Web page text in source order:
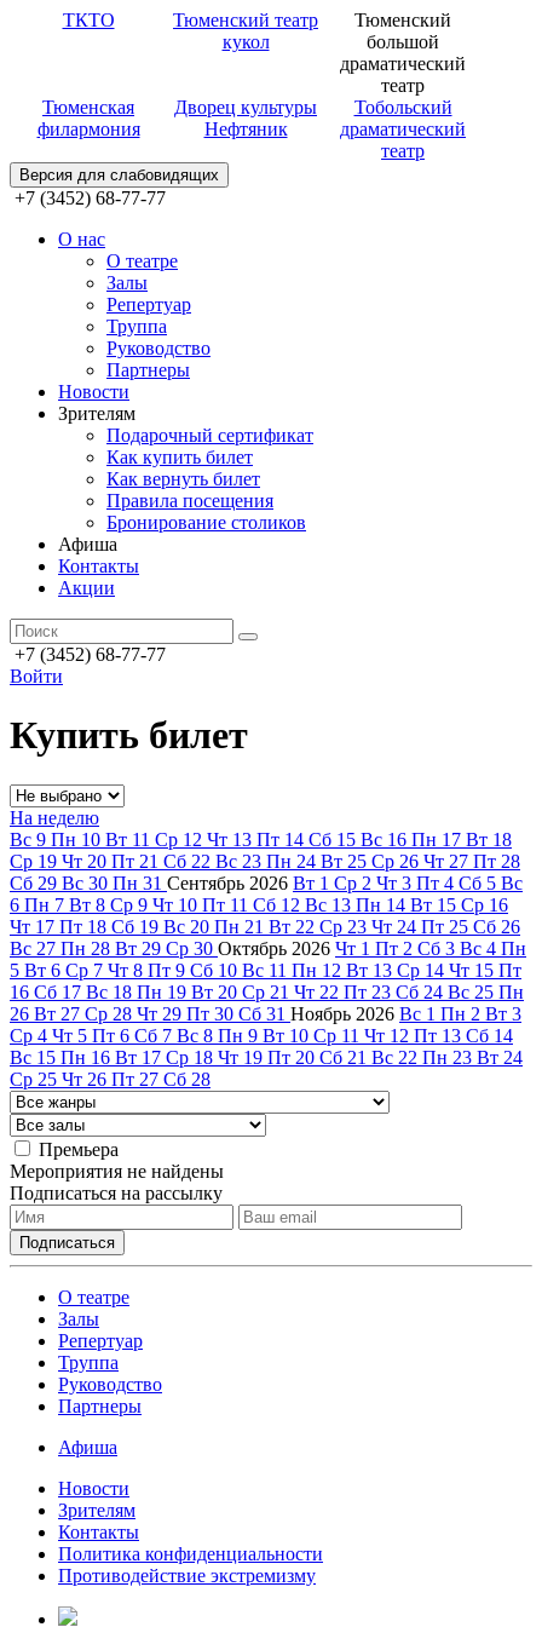
ТКТО
Тюменский театр
кукол
Тюменский
большой
драматический
театр
Тюменская
филармония
Дворец культуры
Нефтяник
Тобольский
драматический
театр
Версия для слабовидящих
+7 (3452) 68-77-77
О нас
О театре
Залы
Репертуар
Труппа
Руководство
Партнеры
Новости
Зрителям
Подарочный сертификат
Как купить билет
Как вернуть билет
Правила посещения
Бронирование столиков
Афиша
Контакты
Акции
+7 (3452) 68-77-77
Войти
Купить билет
На неделю
Вс 9 Пн 10 Вт 11 Ср 12 Чт 13 Пт 14 Сб 15 Вс 16 Пн 17 Вт 18
Ср 19 Чт 20 Пт 21 Сб 22 Вс 23 Пн 24 Вт 25 Ср 26 Чт 27 Пт 28
Сб 29 Вс 30 Пн 31 Сентябрь 2026 Вт 1 Ср 2 Чт 3 Пт 4 Сб 5 Вс
6 Пн 7 Вт 8 Ср 9 Чт 10 Пт 11 Сб 12 Вс 13 Пн 14 Вт 15 Ср 16
Чт 17 Пт 18 Сб 19 Вс 20 Пн 21 Вт 22 Ср 23 Чт 24 Пт 25 Сб 26
Вс 27 Пн 28 Вт 29 Ср 30 Октябрь 2026 Чт 1 Пт 2 Сб 3 Вс 4 Пн
5 Вт 6 Ср 7 Чт 8 Пт 9 Сб 10 Вс 11 Пн 12 Вт 13 Ср 14 Чт 15 Пт
16 Сб 17 Вс 18 Пн 19 Вт 20 Ср 21 Чт 22 Пт 23 Сб 24 Вс 25 Пн
26 Вт 27 Ср 28 Чт 29 Пт 30 Сб 31 Ноябрь 2026 Вс 1 Пн 2 Вт 3
Ср 4 Чт 5 Пт 6 Сб 7 Вс 8 Пн 9 Вт 10 Ср 11 Чт 12 Пт 13 Сб 14
Вс 15 Пн 16 Вт 17 Ср 18 Чт 19 Пт 20 Сб 21 Вс 22 Пн 23 Вт 24
Ср 25 Чт 26 Пт 27 Сб 28
Премьера
Мероприятия не найдены
Подписаться на рассылку
О театре
Залы
Репертуар
Труппа
Руководство
Партнеры
Афиша
Новости
Зрителям
Контакты
Политика конфиденциальности
Противодействие экстремизму